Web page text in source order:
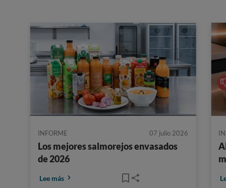
INFORME 07 julio 2026
Los mejores salmorejos envasados
de 2026
Lee más